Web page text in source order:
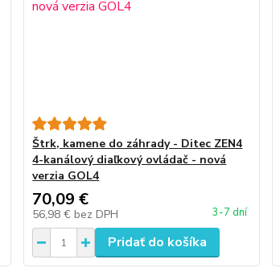
Štrk, kamene do záhrady - Ditec ZEN4
4-kanálový diaľkový ovládač - nová
verzia GOL4
70,09 €
56,98 € bez DPH 3-7 dní
Pridať do košíka